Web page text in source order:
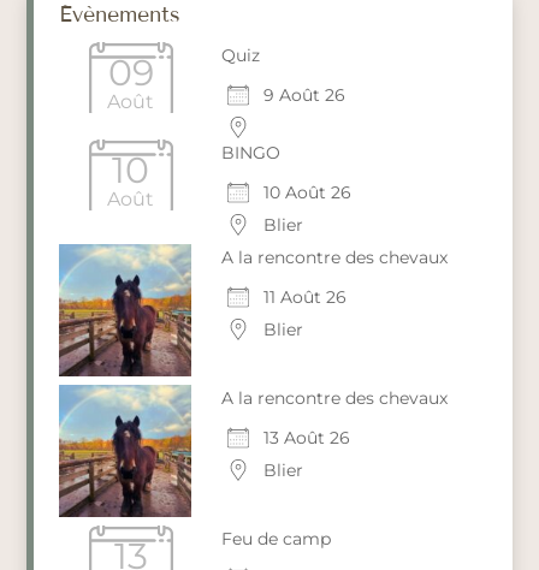
Évènements
09
Août
Quiz
9 Août 26
10
Août
BINGO
10 Août 26
Blier
A la rencontre des chevaux
11 Août 26
Blier
A la rencontre des chevaux
13 Août 26
Blier
13
Feu de camp